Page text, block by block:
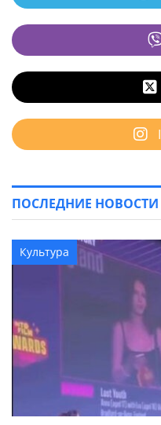
ПОСЛЕДНИЕ НОВОСТИ
Культура